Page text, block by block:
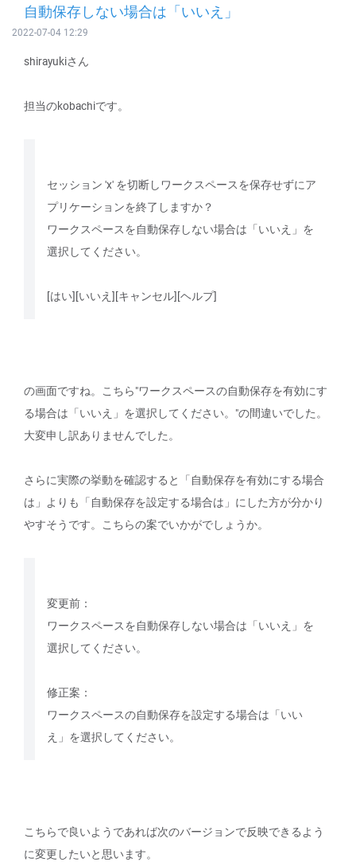
自動保存しない場合は「いいえ」
2022-07-04 12:29
shirayukiさん
担当のkobachiです。
セッション 'x' を切断しワークスペースを保存せずにア
プリケーションを終了しますか？
ワークスペースを自動保存しない場合は「いいえ」を
選択してください。
[はい][いいえ][キャンセル][ヘルプ]
の画面ですね。こちら"ワークスペースの自動保存を有効にす
る場合は「いいえ」を選択してください。"の間違いでした。
大変申し訳ありませんでした。
さらに実際の挙動を確認すると「自動保存を有効にする場合
は」よりも「自動保存を設定する場合は」にした方が分かり
やすそうです。こちらの案でいかがでしょうか。
変更前：
ワークスペースを自動保存しない場合は「いいえ」を
選択してください。
修正案：
ワークスペースの自動保存を設定する場合は「いい
え」を選択してください。
こちらで良いようであれば次のバージョンで反映できるよう
に変更したいと思います。